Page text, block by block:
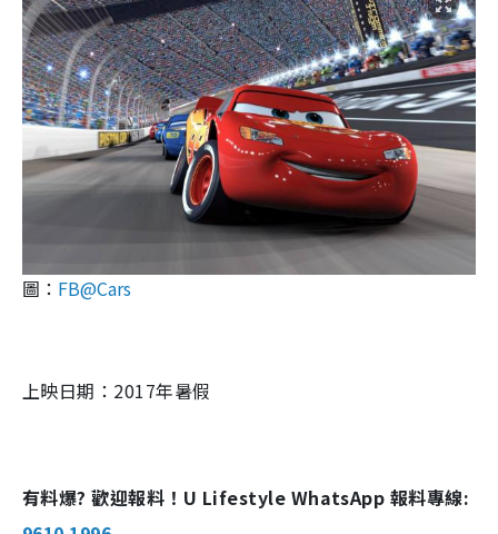
圖： FB@Cars
上映日期：2017年暑假
有料爆? 歡迎報料！U Lifestyle WhatsApp 報料專線: